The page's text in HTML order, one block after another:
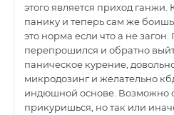
этого является приход ганжи.
панику и теперь сам же
это норма если что а не загон.
перепрошился и обратно
паническое курение,
микродозинг и желательно
индюшной основе. Возможно
прикуришься, но так или